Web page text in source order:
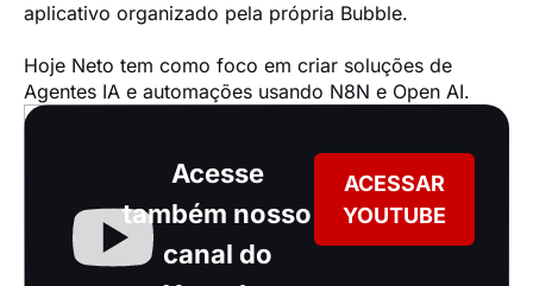
aplicativo organizado pela própria Bubble.
Hoje Neto tem como foco em criar soluções de
Agentes IA e automações usando N8N e Open AI.
Acesse
também nosso
canal do
ACESSAR
YOUTUBE